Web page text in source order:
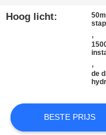
COMPANY
Hoog licht:
,
,
de
BESTE PRIJS